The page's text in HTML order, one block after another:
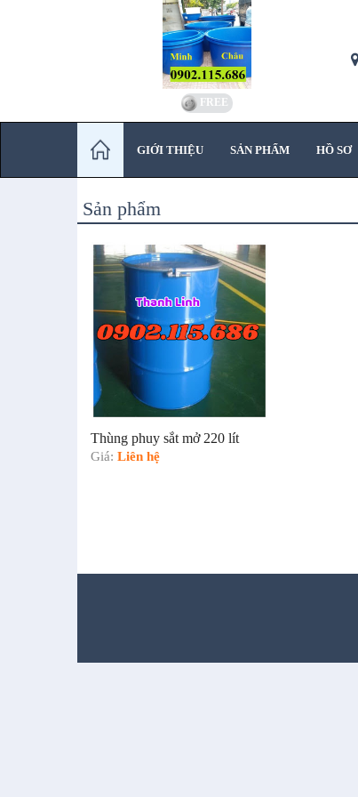
FREE
GIỚI THIỆU SẢN PHẨM HỒ SƠ
Sản phẩm
Thùng phuy sắt mở 220 lít
Giá: Liên hệ